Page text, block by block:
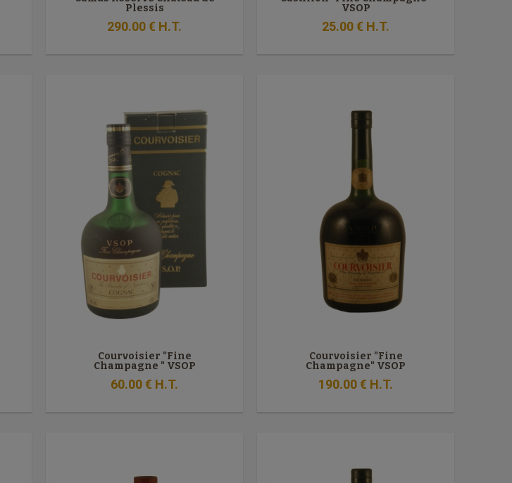
Plessis
290.00€ H.T.
VSOP
25.00€ H.T.
Courvoisier "Fine
Champagne " VSOP
60.00€ H.T.
Courvoisier "Fine
Champagne" VSOP
190.00€ H.T.